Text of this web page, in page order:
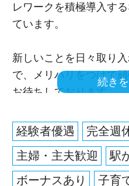
レワークを積極導入す
ています。
新しいことを日々取り
で、メリハリをつけて
お待ちしております。
＜会社の特徴＞
代表税理士も不動産投
動産オーナーをはじめ
計事務所です。
続き
経験者優遇 完全週
主婦・主夫歓迎
駅
ボーナスあり
子育